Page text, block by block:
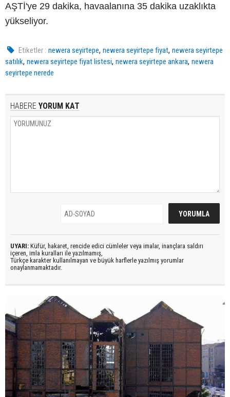
AŞTİ'ye 29 dakika, havaalanına 35 dakika uzaklıkta
yükseliyor.
Etiketler : newera seyirtepe,newera seyirtepe fiyat,newera seyirtepe
satılık, newera seyirtepe fiyat listesi, newera seyirtepe ankara, newera
seyirtepe nerede
HABERE YORUM KAT
UYARI: Küfür, hakaret, rencide edici cümleler veya imalar, inançlara saldırı
içeren, imla kuralları ile yazılmamış,
Türkçe karakter kullanılmayan ve büyük harflerle yazılmış yorumlar
onaylanmamaktadır.